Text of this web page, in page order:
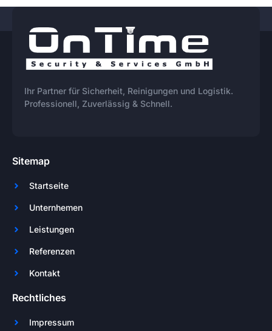
Ihr Partner für Sicherheit, Reinigungen und Logistik.
Professionell, Zuverlässig & Schnell.
Sitemap
Startseite
Unternhemen
Leistungen
Referenzen
Kontakt
Rechtliches
Impressum